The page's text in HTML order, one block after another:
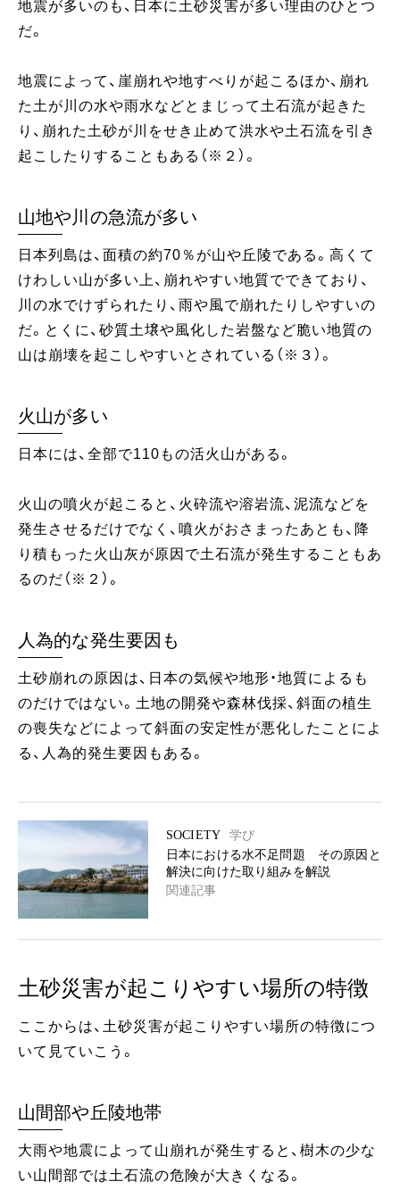
地震が多いのも、日本に土砂災害が多い理由のひとつ
だ。
地震によって、崖崩れや地すべりが起こるほか、崩れ
た土が川の水や雨水などとまじって土石流が起きた
り、崩れた土砂が川をせき止めて洪水や土石流を引き
起こしたりすることもある（※２）。
山地や川の急流が多い
日本列島は、面積の約70％が山や丘陵である。高くて
けわしい山が多い上、崩れやすい地質でできており、
川の水でけずられたり、雨や風で崩れたりしやすいの
だ。とくに、砂質土壌や風化した岩盤など脆い地質の
山は崩壊を起こしやすいとされている（※３）。
火山が多い
日本には、全部で110もの活火山がある。
火山の噴火が起こると、火砕流や溶岩流、泥流などを
発生させるだけでなく、噴火がおさまったあとも、降
り積もった火山灰が原因で土石流が発生することもあ
るのだ（※２）。
人為的な発生要因も
土砂崩れの原因は、日本の気候や地形・地質によるも
のだけではない。土地の開発や森林伐採、斜面の植生
の喪失などによって斜面の安定性が悪化したことによ
る、人為的発生要因もある。
SOCIETY
学び
日本における水不足問題 その原因と
解決に向けた取り組みを解説
関連記事
土砂災害が起こりやすい場所の特徴
ここからは、土砂災害が起こりやすい場所の特徴につ
いて見ていこう。
山間部や丘陵地帯
大雨や地震によって山崩れが発生すると、樹木の少な
い山間部では土石流の危険が大きくなる。